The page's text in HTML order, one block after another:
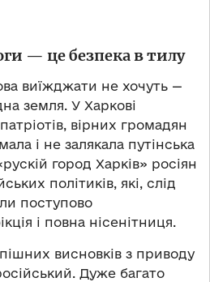
— це безпека в тилу
виїжджати не хочуть —
земля. У Харкові
вірних громадян
і не залякала путінська
город Харків» росіян
політиків, які, слід
поступово
і повна нісенітниця.
висновків з приводу
Дуже багато